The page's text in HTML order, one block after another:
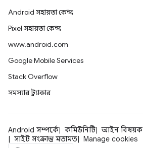
Android সহায়তা কেন্দ্র
Pixel সহায়তা কেন্দ্র
www.android.com
Google Mobile Services
Stack Overflow
সমস্যার ট্র্যাকার
Android সম্পর্কে কমিউনিটি আইন বিষয়ক
সাইট সংক্রান্ত মতামত
Manage cookies